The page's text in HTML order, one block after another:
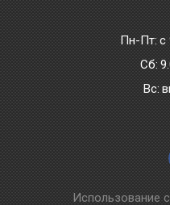
Пн-Пт:с
Сб:
Bc:
Использование